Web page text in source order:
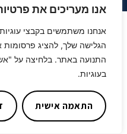
אנו מעריכים את
הגלישה שלך, להציג
התנועה באתר. בלחיצה על
בעוגיות.
התאמה אישית